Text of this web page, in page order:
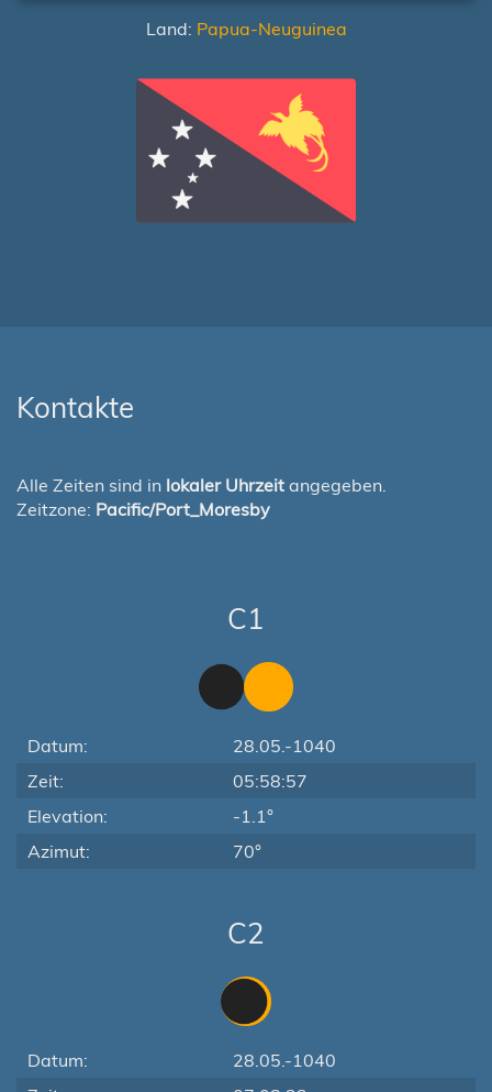
Land: Papua-Neuguinea
Kontakte
Alle Zeiten sind in lokaler Uhrzeit angegeben.
Zeitzone: Pacific/Port_Moresby
C1
Datum:
28.05.-1040
Zeit:
05:58:57
Elevation:
-1.1°
Azimut:
70°
C2
Datum:
28.05.-1040